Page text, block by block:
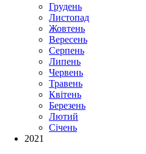
Грудень
Листопад
Жовтень
Вересень
Серпень
Липень
Червень
Травень
Квітень
Березень
Лютий
Січень
2021